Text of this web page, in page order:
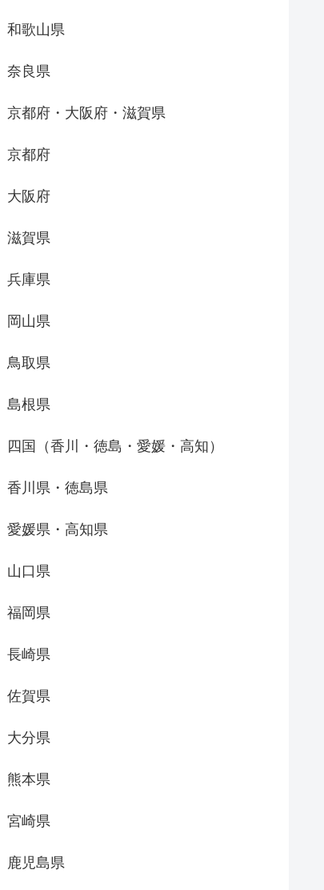
和歌山県
奈良県
京都府・大阪府・滋賀県
京都府
大阪府
滋賀県
兵庫県
岡山県
鳥取県
島根県
四国（香川・徳島・愛媛・高知）
香川県・徳島県
愛媛県・高知県
山口県
福岡県
長崎県
佐賀県
大分県
熊本県
宮崎県
鹿児島県